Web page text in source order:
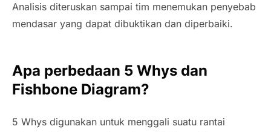
Analisis diteruskan sampai tim menemukan penyebab
mendasar yang dapat dibuktikan dan diperbaiki.
Apa perbedaan 5 Whys dan
Fishbone Diagram?
5 Whys digunakan untuk menggali suatu rantai